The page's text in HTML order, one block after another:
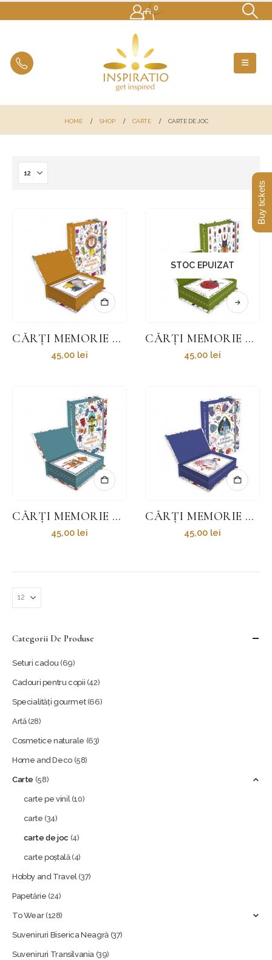
0
HOME SHOP CARTE CARTE DE JOC
CĂRȚI MEMORIE – ANIMALE SĂLBATICE
45,00 lei
STOC EPUIZAT
CĂRȚI MEMORIE – GÂNDACI
45,00 lei
CĂRȚI MEMORIE – ROBOȚI
45,00 lei
CĂRȚI MEMORIE – ZÂNE
45,00 lei
Categorii De Produse
Seturi cadou (69)
Cadouri pentru copii (42)
Specialități gourmet(66)
Artă(28)
Cosmetice naturale (63)
Home and Deco (58)
Carte (58)
carte pe vinil (10)
carte (34)
carte de joc (4)
carte poștală(4)
Hobby and Travel (37)
Papetărie (24)
To Wear(128)
Suveniruri Biserica Neagră (37)
Suveniruri Transilvania (39)
Buy tickets